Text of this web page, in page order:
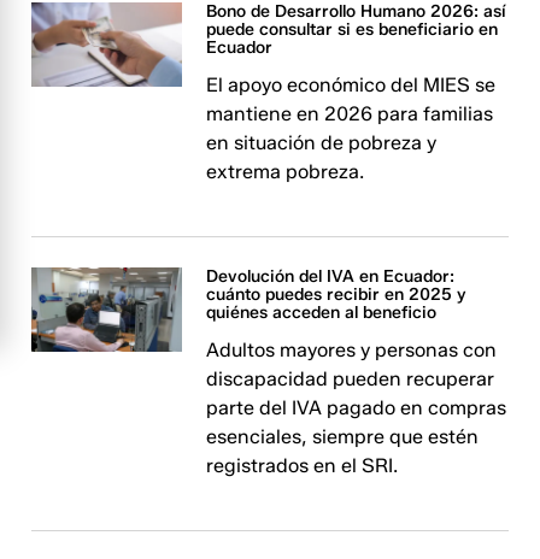
Bono de Desarrollo Humano 2026: así
puede consultar si es beneficiario en
Ecuador
El apoyo económico del MIES se
mantiene en 2026 para familias
en situación de pobreza y
extrema pobreza.
Devolución del IVA en Ecuador:
cuánto puedes recibir en 2025 y
quiénes acceden al beneficio
Adultos mayores y personas con
discapacidad pueden recuperar
parte del IVA pagado en compras
esenciales, siempre que estén
registrados en el SRI.